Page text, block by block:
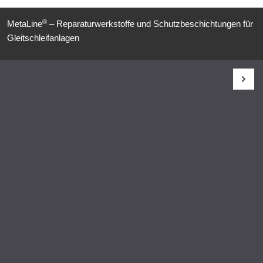
MetaLine® – Reparaturwerkstoffe und Schutzbeschichtungen für
Gleitschleifanlagen